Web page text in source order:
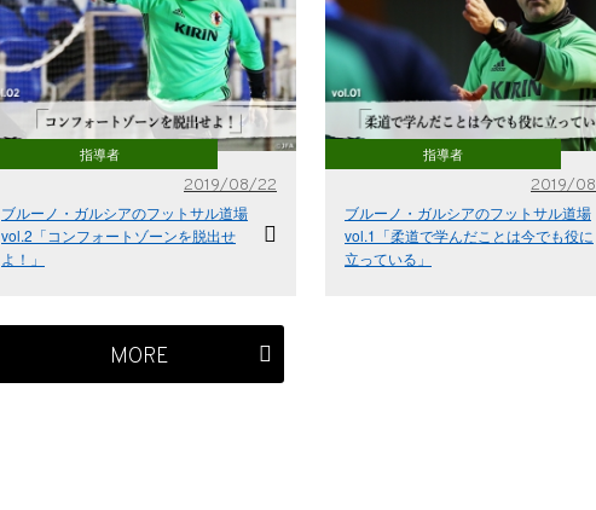
指導者
2019/08/22
ブルーノ・ガルシアのフットサル道場
vol.2「コンフォートゾーンを脱出せ
よ！」
指導者
2019/
ブルーノ・ガルシアのフットサル道場
vol.1「柔道で学んだことは今でも役に
立っている」
MORE